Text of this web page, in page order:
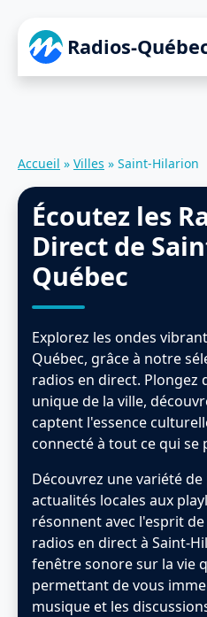
Radios-
Accueil » Villes » Saint-Hilarion
Écoutez les
Direct de
Québec
Explorez les ondes
Québec, grâce à notre
radios en direct. Plongez
unique de la ville,
captent l'essence
connecté à tout ce qui se
Découvrez une variété
actualités locales aux
résonnent avec l'esprit
radios en direct à Saint-
fenêtre sonore sur la vie
permettant de vous
musique et les